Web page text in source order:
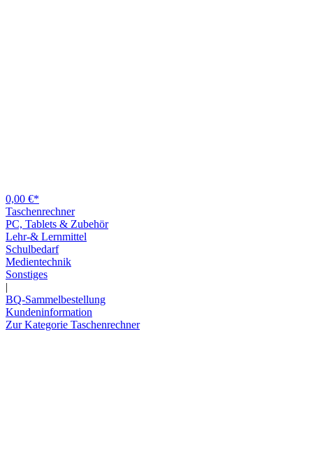
0,00 €*
Taschenrechner
PC, Tablets & Zubehör
Lehr-& Lernmittel
Schulbedarf
Medientechnik
Sonstiges
|
BQ-Sammelbestellung
Kundeninformation
Zur Kategorie Taschenrechner